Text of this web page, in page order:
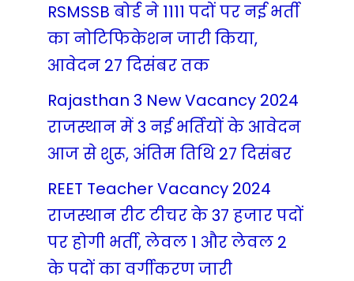
RSMSSB बोर्ड ने 1111 पदों पर नई भर्ती
का नोटिफिकेशन जारी किया,
आवेदन 27 दिसंबर तक
Rajasthan 3 New Vacancy 2024
राजस्थान में 3 नई भर्तियों के आवेदन
आज से शुरू, अंतिम तिथि 27 दिसंबर
REET Teacher Vacancy 2024
राजस्थान रीट टीचर के 37 हजार पदों
पर होगी भर्ती, लेवल 1 और लेवल 2
के पदों का वर्गीकरण जारी